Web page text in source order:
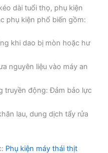
dài tuổi thọ, phụ kiện
phụ kiện phổ biến gồm:
khi dao bị mòn hoặc hư
nguyên liệu vào máy an
truyền động: Đảm bảo lực
lau, dung dịch tẩy rửa
Phụ kiện máy thái thịt